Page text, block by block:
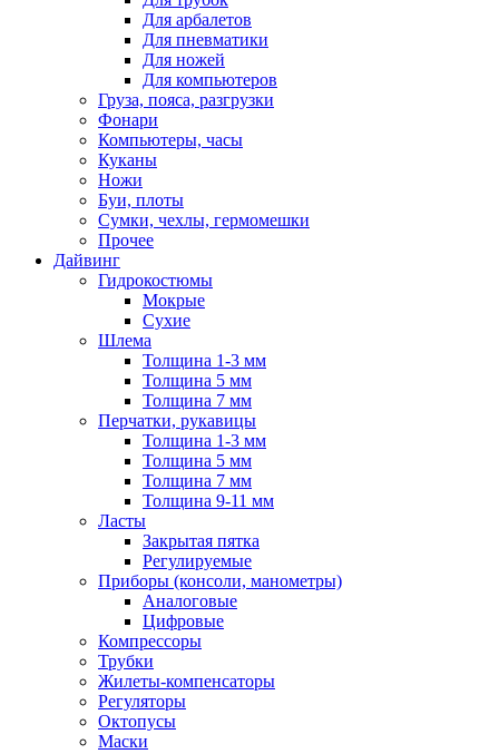
Для арбалетов
Для пневматики
Для ножей
Для компьютеров
Груза, пояса, разгрузки
Фонари
Компьютеры, часы
Куканы
Ножи
Буи, плоты
Сумки, чехлы, гермомешки
Прочее
Дайвинг
Гидрокостюмы
Мокрые
Сухие
Шлема
Толщина 1-3 мм
Толщина 5 мм
Толщина 7 мм
Перчатки, рукавицы
Толщина 1-3 мм
Толщина 5 мм
Толщина 7 мм
Толщина 9-11 мм
Ласты
Закрытая пятка
Регулируемые
Приборы (консоли, манометры)
Аналоговые
Цифровые
Компрессоры
Трубки
Жилеты-компенсаторы
Регуляторы
Октопусы
Маски